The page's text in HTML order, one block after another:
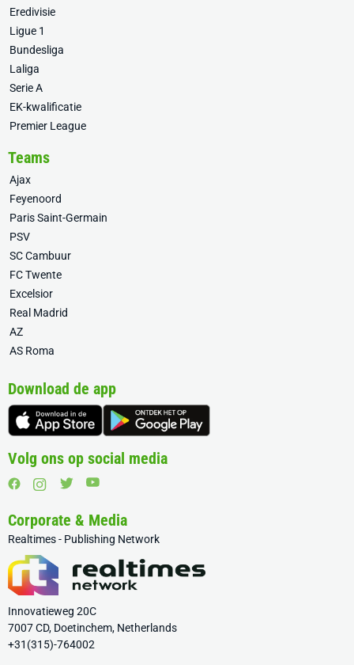
Eredivisie
Ligue 1
Bundesliga
Laliga
Serie A
EK-kwalificatie
Premier League
Teams
Ajax
Feyenoord
Paris Saint-Germain
PSV
SC Cambuur
FC Twente
Excelsior
Real Madrid
AZ
AS Roma
Download de app
Volg ons op social media
Corporate & Media
Realtimes - Publishing Network
Innovatieweg 20C
7007 CD, Doetinchem, Netherlands
+31(315)-764002